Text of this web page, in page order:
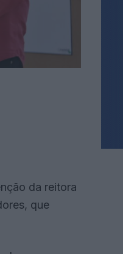
da reitora
que